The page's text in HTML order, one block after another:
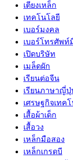
เตียงเหล็ก
เทคโนโลยี
เบอร์มงคล
เบอร์โทรศัพท์
เปิดบริษัท
เมล็ดผัก
เรียนต่อจีน
เรียนภาษาญี่
เศรษฐกิจเทค
เสื้อผ้าเด็ก
เสื้อวง
เหล็กมือสอง
เหล็กเกรดบี